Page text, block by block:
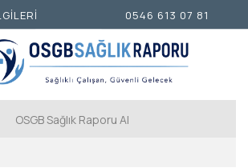
OSGB Sağlık Raporu Al
0546 613 07 81